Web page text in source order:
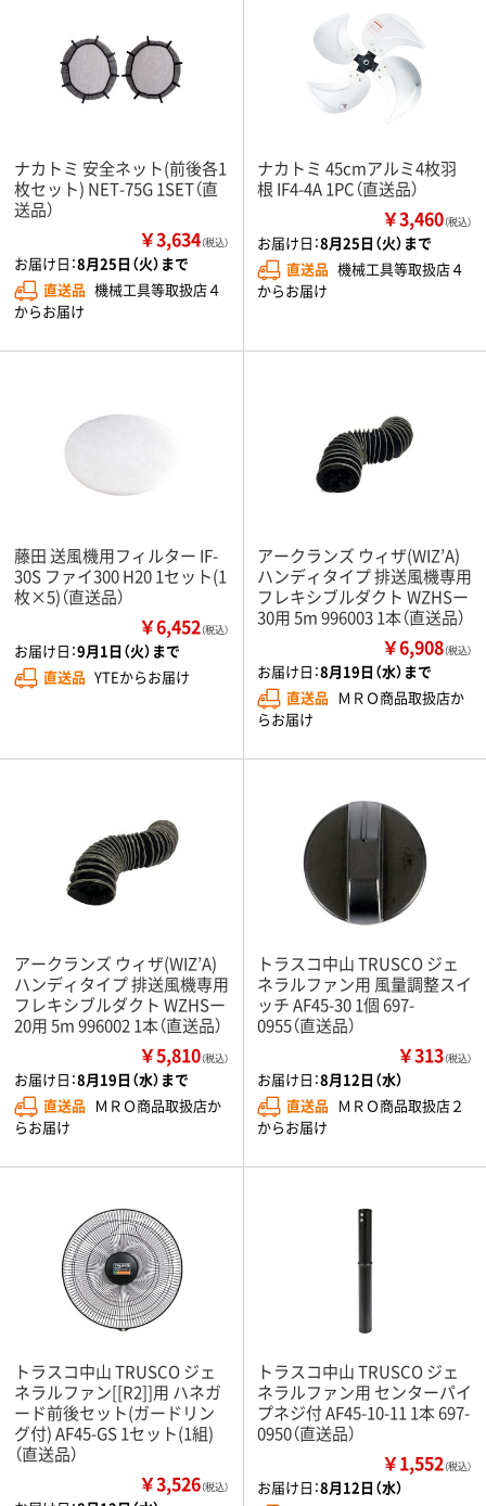
ナカトミ 安全ネット(前後各1
枚セット) NET-75G 1SET（直
送品）
￥3,634（税込）
お届け日：8月25日（火）まで
直送品 機械工具等取扱店４
からお届け
ナカトミ 45cmアルミ4枚羽
根 IF4-4A 1PC（直送品）
￥3,460（税込）
お届け日：8月25日（火）まで
直送品 機械工具等取扱店４
からお届け
藤田 送風機用フィルター IF-
30S ファイ300 H20 1セット(1
枚×5)（直送品）
￥6,452（税込）
お届け日：9月1日（火）まで
直送品 YTEからお届け
アークランズ ウィザ(WIZ’A)
ハンディタイプ 排送風機専用
フレキシブルダクト WZHSー
30用 5m 996003 1本（直送品）
￥6,908（税込）
お届け日：8月19日（水）まで
直送品 ＭＲＯ商品取扱店か
らお届け
アークランズ ウィザ(WIZ’A)
ハンディタイプ 排送風機専用
フレキシブルダクト WZHSー
20用 5m 996002 1本（直送品）
￥5,810（税込）
お届け日：8月19日（水）まで
直送品 ＭＲＯ商品取扱店か
らお届け
トラスコ中山 TRUSCO ジェ
ネラルファン用 風量調整スイ
ッチ AF45-30 1個 697-
0955（直送品）
￥313（税込）
お届け日：8月12日（水）
直送品 ＭＲＯ商品取扱店２
からお届け
トラスコ中山 TRUSCO ジェ
ネラルファン[[R2]]用 ハネガ
ード前後セット(ガードリン
グ付) AF45-GS 1セット(1組)
（直送品）
￥3,526（税込）
トラスコ中山 TRUSCO ジェ
ネラルファン用 センターパイ
プネジ付 AF45-10-11 1本 697-
0950（直送品）
￥1,552（税込）
お届け日：8月12日（水）